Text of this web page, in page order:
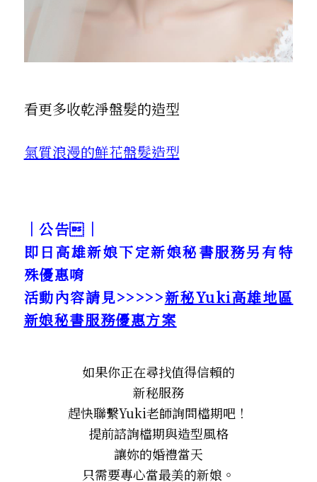
看更多收乾淨盤髮的造型
氣質浪漫的鮮花盤髮造型
｜公告｜
即日高雄新娘下定新娘秘書服務另有特
殊優惠唷
活動內容請見>>>>>新秘Yuki高雄地區
新娘秘書服務優惠方案
如果你正在尋找值得信賴的
新秘服務
趕快聯繫Yuki老師詢問檔期吧！
提前諮詢檔期與造型風格
讓妳的婚禮當天
只需要專心當最美的新娘。